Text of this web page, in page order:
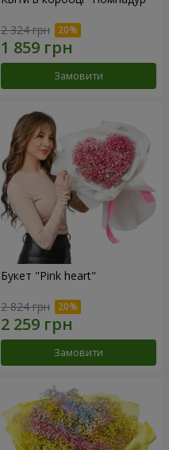
2 324 грн
Замовити
Букет "Pink heart"
2 824 грн
Замовити